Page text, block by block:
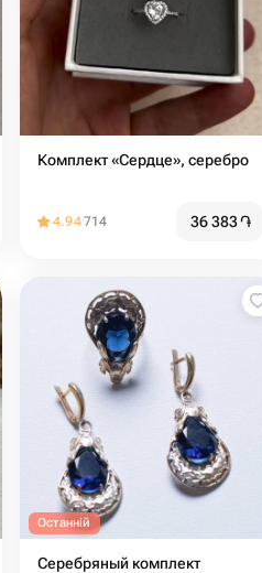
Комплект «Сердце», серебро
4.94714 36 383֏
Останній
Серебряный комплект